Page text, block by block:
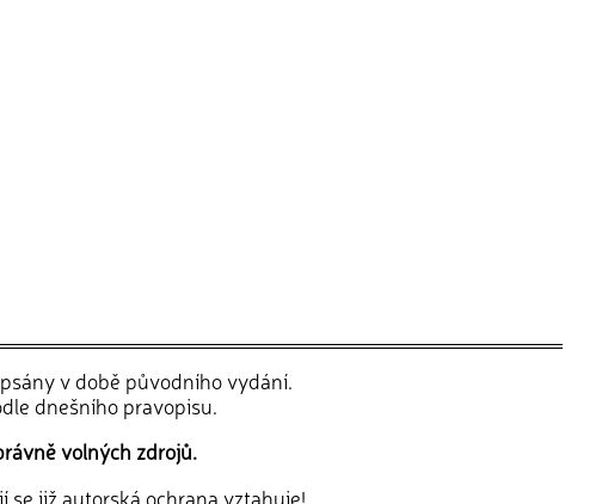
v době původního vydání.
dnešního pravopisu.
volných zdrojů.
se již autorská ochrana vztahuje!